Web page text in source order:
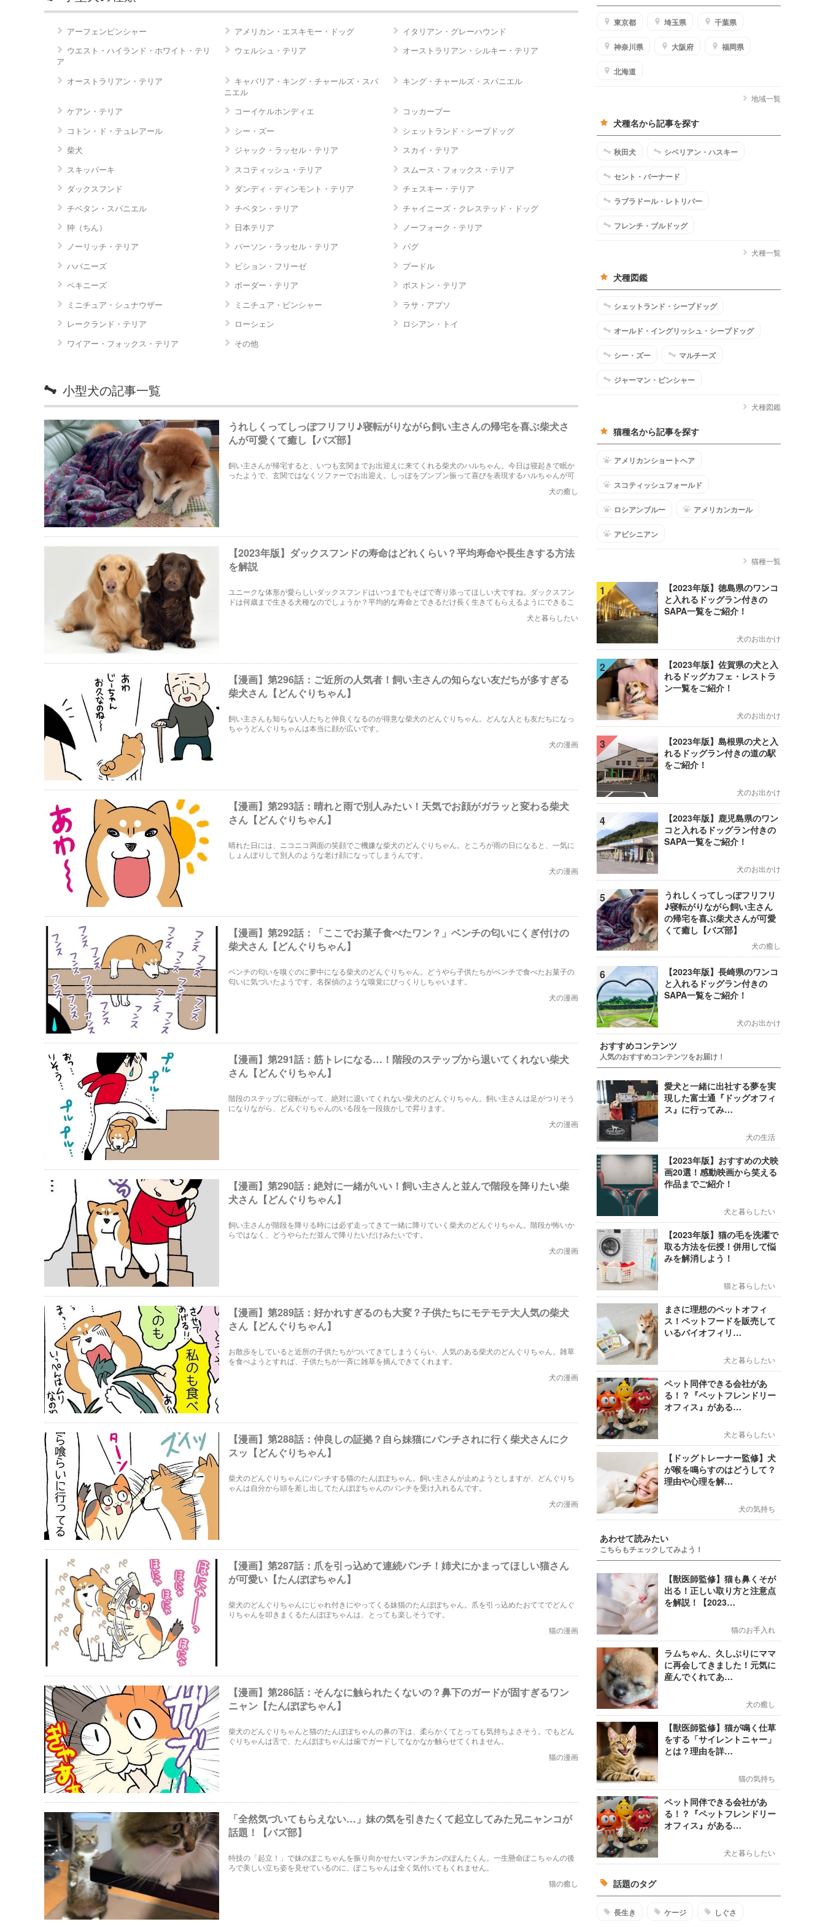
アーフェンピンシャー アメリカン・エスキモー・ドッグ
イタリアン・グレーハウンド
ウエスト・ハイランド・ホワイト・テリ
ア
ウェルシュ・テリア オーストラリアン・シルキー・テリア
オーストラリアン・テリア
キャバリア・キング・チャールズ・スパ
ニエル
キング・チャールズ・スパニエル
ケアン・テリア コーイケルホンディエ
コッカープー
コトン・ド・テュレアール
シー・ズー
シェットランド・シープドッグ
柴犬
ジャック・ラッセル・テリア
スカイ・テリア
スキッパーキ
スコティッシュ・テリア
スムース・フォックス・テリア
ダックスフンド
ダンディ・ディンモント・テリア
チェスキー・テリア
チベタン・スパニエル
チベタン・テリア
チャイニーズ・クレステッド・ドッグ
狆（ちん）
日本テリア
ノーフォーク・テリア
ノーリッチ・テリア
パーソン・ラッセル・テリア
パグ
ハバニーズ
ビション・フリーゼ
プードル
ペキニーズ
ボーダー・テリア
ボストン・テリア
ミニチュア・シュナウザー
ミニチュア・ピンシャー
ラサ・アプソ
レークランド・テリア
ローシェン
ロシアン・トイ
ワイアー・フォックス・テリア
その他
小型犬の記事一覧
うれしくってしっぽフリフリ♪寝転がりながら飼い主さんの帰宅を喜ぶ柴犬さ
んが可愛くて癒し【バズ部】
飼い主さんが帰宅すると、いつも玄関までお出迎えに来てくれる柴犬のハルちゃん。今日は寝起きで眠か
ったようで、玄関ではなくソファーでお出迎え。しっぽをブンブン振って喜びを表現するハルちゃんが可
犬の癒し
【2023年版】ダックスフンドの寿命はどれくらい？平均寿命や長生きする方法
を解説
ユニークな体形が愛らしいダックスフンドはいつまでもそばで寄り添ってほしい犬ですね。ダックスフン
ドは何歳まで生きる犬種なのでしょうか？平均的な寿命とできるだけ長く生きてもらえるようにできるこ
犬と暮らしたい
【漫画】第296話：ご近所の人気者！飼い主さんの知らない友だちが多すぎる
柴犬さん【どんぐりちゃん】
飼い主さんも知らない人たちと仲良くなるのが得意な柴犬のどんぐりちゃん。どんな人とも友だちになっ
ちゃうどんぐりちゃんは本当に顔が広いです。
犬の漫画
【漫画】第293話：晴れと雨で別人みたい！天気でお顔がガラッと変わる柴犬
さん【どんぐりちゃん】
晴れた日には、ニコニコ満面の笑顔でご機嫌な柴犬のどんぐりちゃん。ところが雨の日になると、一気に
しょんぼりして別人のような老け顔になってしまうんです。
犬の漫画
【漫画】第292話：「ここでお菓子食べたワン？」ベンチの匂いにくぎ付けの
柴犬さん【どんぐりちゃん】
ベンチの匂いを嗅ぐのに夢中になる柴犬のどんぐりちゃん。どうやら子供たちがベンチで食べたお菓子の
匂いに気づいたようです。名探偵のような嗅覚にびっくりしちゃいます。
犬の漫画
【漫画】第291話：筋トレになる…！階段のステップから退いてくれない柴犬
さん【どんぐりちゃん】
階段のステップに寝転がって、絶対に退いてくれない柴犬のどんぐりちゃん。飼い主さんは足がつりそう
になりながら、どんぐりちゃんのいる段を一段抜かしで昇ります。
犬の漫画
【漫画】第290話：絶対に一緒がいい！飼い主さんと並んで階段を降りたい柴
犬さん【どんぐりちゃん】
飼い主さんが階段を降りる時には必ず走ってきて一緒に降りていく柴犬のどんぐりちゃん。階段が怖いか
らではなく、どうやらただ並んで降りたいだけみたいです。
犬の漫画
【漫画】第289話：好かれすぎるのも大変？子供たちにモテモテ大人気の柴犬
さん【どんぐりちゃん】
お散歩をしていると近所の子供たちがついてきてしまうくらい、人気のある柴犬のどんぐりちゃん。雑草
を食べようとすれば、子供たちが一斉に雑草を摘んできてくれます。
犬の漫画
【漫画】第288話：仲良しの証拠？自ら妹猫にパンチされに行く柴犬さんにク
スッ【どんぐりちゃん】
柴犬のどんぐりちゃんにパンチする猫のたんぽぽちゃん。飼い主さんが止めようとしますが、どんぐりち
ゃんは自分から頭を差し出してたんぽぽちゃんのパンチを受け入れるんです。
犬の漫画
【漫画】第287話：爪を引っ込めて連続パンチ！姉犬にかまってほしい猫さん
が可愛い【たんぽぽちゃん】
柴犬のどんぐりちゃんにじゃれ付きにやってくる妹猫のたんぽぽちゃん。爪を引っ込めたおててでどんぐ
りちゃんを叩きまくるたんぽぽちゃんは、とっても楽しそうです。
猫の漫画
【漫画】第286話：そんなに触られたくないの？鼻下のガードが固すぎるワン
ニャン【たんぽぽちゃん】
柴犬のどんぐりちゃんと猫のたんぽぽちゃんの鼻の下は、柔らかくてとっても気持ちよさそう。でもどん
ぐりちゃんは舌で、たんぽぽちゃんは歯でガードしてなかなか触らせてくれません。
猫の漫画
「全然気づいてもらえない…」妹の気を引きたくて起立してみた兄ニャンコが
話題！【バズ部】
特技の「起立！」で妹のぽこちゃんを振り向かせたいマンチカンのぽんたくん。一生懸命ぽこちゃんの後
ろで美しい立ち姿を見せているのに、ぽこちゃんは全く気付いてもくれません。
猫の癒し
東京都 埼玉県 千葉県
神奈川県 大阪府 福岡県
北海道
地域一覧
犬種名から記事を探す
秋田犬 シベリアン・ハスキー
セント・バーナード
ラブラドール・レトリバー
フレンチ・ブルドッグ
犬種一覧
犬種図鑑
シェットランド・シープドッグ
オールド・イングリッシュ・シープドッグ
シー・ズー マルチーズ
ジャーマン・ピンシャー
犬種図鑑
猫種名から記事を探す
アメリカンショートヘア
スコティッシュフォールド
ロシアンブルー アメリカンカール
アビシニアン
猫種一覧
1
【2023年版】徳島県のワンコ
と入れるドッグラン付きの
SAPA一覧をご紹介！
犬のお出かけ
2
【2023年版】佐賀県の犬と入
れるドッグカフェ・レストラ
ン一覧をご紹介！
犬のお出かけ
3
【2023年版】島根県の犬と入
れるドッグラン付きの道の駅
をご紹介！
犬のお出かけ
4
【2023年版】鹿児島県のワン
コと入れるドッグラン付きの
SAPA一覧をご紹介！
犬のお出かけ
5
うれしくってしっぽフリフリ
♪寝転がりながら飼い主さん
の帰宅を喜ぶ柴犬さんが可愛
くて癒し【バズ部】
犬の癒し
6
【2023年版】長崎県のワンコ
と入れるドッグラン付きの
SAPA一覧をご紹介！
犬のお出かけ
おすすめコンテンツ
人気のおすすめコンテンツをお届け！
愛犬と一緒に出社する夢を実
現した富士通『ドッグオフィ
ス』に行ってみ…
犬の生活
【2023年版】おすすめの犬映
画20選！感動映画から笑える
作品までご紹介！
犬と暮らしたい
【2023年版】猫の毛を洗濯で
取る方法を伝授！併用して悩
みを解消しよう！
猫と暮らしたい
まさに理想のペットオフィ
ス！ペットフードを販売して
いるバイオフィリ…
犬と暮らしたい
ペット同伴できる会社があ
る！？『ペットフレンドリー
オフィス』がある…
犬と暮らしたい
【ドッグトレーナー監修】犬
が喉を鳴らすのはどうして？
理由や心理を解…
犬の気持ち
あわせて読みたい
こちらもチェックしてみよう！
【獣医師監修】猫も鼻くそが
出る！正しい取り方と注意点
を解説！【2023…
猫のお手入れ
ラムちゃん、久しぶりにママ
に再会してきました！元気に
産んでくれてあ…
犬の癒し
【獣医師監修】猫が鳴く仕草
をする「サイレントニャー」
とは？理由を詳…
猫の気持ち
ペット同伴できる会社があ
る！？『ペットフレンドリー
オフィス』がある…
犬と暮らしたい
話題のタグ
長生き ケージ しぐさ